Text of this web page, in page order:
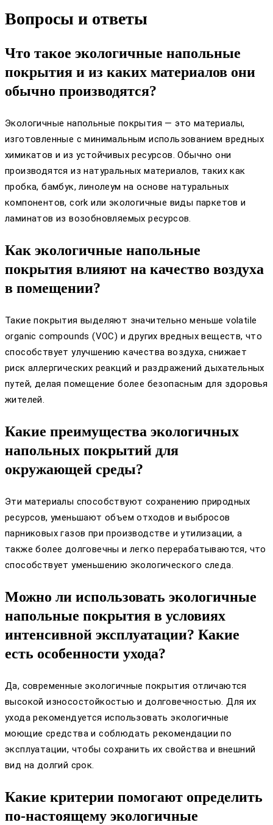
Вопросы и ответы
Что такое экологичные напольные
покрытия и из каких материалов они
обычно производятся?
Экологичные напольные покрытия — это материалы,
изготовленные с минимальным использованием вредных
химикатов и из устойчивых ресурсов. Обычно они
производятся из натуральных материалов, таких как
пробка, бамбук, линолеум на основе натуральных
компонентов, cork или экологичные виды паркетов и
ламинатов из возобновляемых ресурсов.
Как экологичные напольные
покрытия влияют на качество воздуха
в помещении?
Такие покрытия выделяют значительно меньше volatile
organic compounds (VOC) и других вредных веществ, что
способствует улучшению качества воздуха, снижает
риск аллергических реакций и раздражений дыхательных
путей, делая помещение более безопасным для здоровья
жителей.
Какие преимущества экологичных
напольных покрытий для
окружающей среды?
Эти материалы способствуют сохранению природных
ресурсов, уменьшают объем отходов и выбросов
парниковых газов при производстве и утилизации, а
также более долговечны и легко перерабатываются, что
способствует уменьшению экологического следа.
Можно ли использовать экологичные
напольные покрытия в условиях
интенсивной эксплуатации? Какие
есть особенности ухода?
Да, современные экологичные покрытия отличаются
высокой износостойкостью и долговечностью. Для их
ухода рекомендуется использовать экологичные
моющие средства и соблюдать рекомендации по
эксплуатации, чтобы сохранить их свойства и внешний
вид на долгий срок.
Какие критерии помогают определить
по-настоящему экологичные